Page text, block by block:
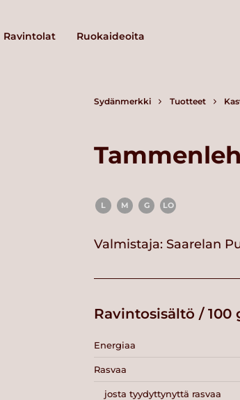
Ravintolat Ruokaideoita
Sydänmerkki Tuotteet
L M G LO
Valmistaja: Saarelan
Ravintosisältö / 100
Energiaa
Rasvaa
josta tyydyttynyttä rasvaa